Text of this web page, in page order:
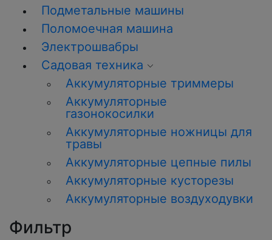
Подметальные машины
Поломоечная машина
Электрошвабры
Садовая техника
Аккумуляторные триммеры
Аккумуляторные
газонокосилки
Аккумуляторные ножницы для
травы
Аккумуляторные цепные пилы
Аккумуляторные кусторезы
Аккумуляторные воздуходувки
Фильтр